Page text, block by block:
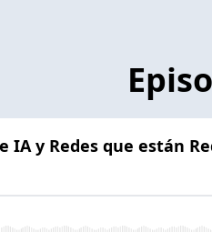
IA y Redes que están